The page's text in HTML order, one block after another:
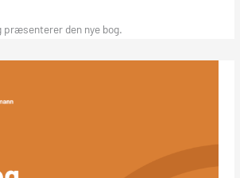
præsenterer den nye bog.